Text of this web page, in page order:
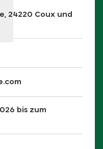
24220 Coux und
bis zum